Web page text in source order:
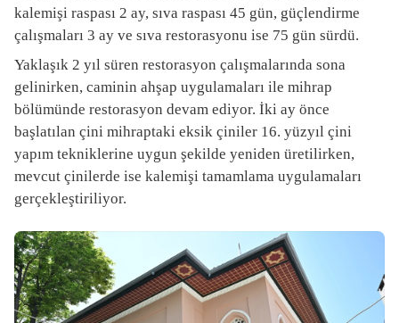
kalemişi raspası 2 ay, sıva raspası 45 gün, güçlendirme
çalışmaları 3 ay ve sıva restorasyonu ise 75 gün sürdü.
Yaklaşık 2 yıl süren restorasyon çalışmalarında sona
gelinirken, caminin ahşap uygulamaları ile mihrap
bölümünde restorasyon devam ediyor. İki ay önce
başlatılan çini mihraptaki eksik çiniler 16. yüzyıl çini
yapım tekniklerine uygun şekilde yeniden üretilirken,
mevcut çinilerde ise kalemişi tamamlama uygulamaları
gerçekleştiriliyor.